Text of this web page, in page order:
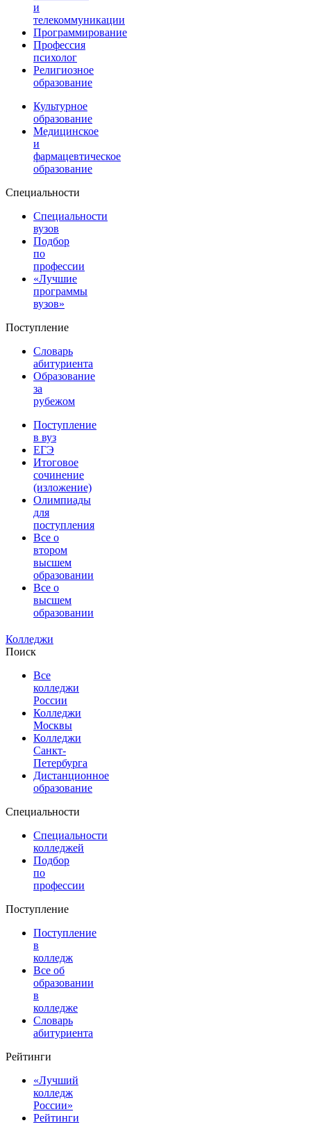
и
телекоммуникации
Программирование
Профессия
психолог
Религиозное
образование
Культурное
образование
Медицинское
и
фармацевтическое
образование
Специальности
Специальности
вузов
Подбор
по
профессии
«Лучшие
программы
вузов»
Поступление
Словарь
абитуриента
Образование
за
рубежом
Поступление
в вуз
ЕГЭ
Итоговое
сочинение
(изложение)
Олимпиады
для
поступления
Все о
втором
высшем
образовании
Все о
высшем
образовании
Колледжи
Поиск
Все
колледжи
России
Колледжи
Москвы
Колледжи
Санкт-
Петербурга
Дистанционное
образование
Специальности
Специальности
колледжей
Подбор
по
профессии
Поступление
Поступление
в
колледж
Все об
образовании
в
колледже
Словарь
абитуриента
Рейтинги
«Лучший
колледж
России»
Рейтинги